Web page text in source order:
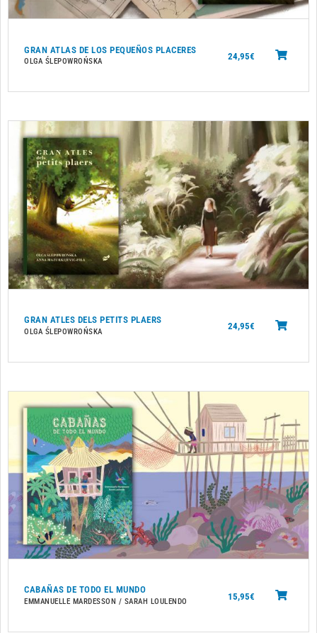
GRAN ATLAS DE LOS PEQUEÑOS PLACERES
OLGA ŚLEPOWROŃSKA 24,95€
GRAN ATLES DELS PETITS PLAERS
OLGA ŚLEPOWROŃSKA 24,95€
CABAÑAS DE TODO EL MUNDO
EMMANUELLE MARDESSON / SARAH LOULENDO 15,95€